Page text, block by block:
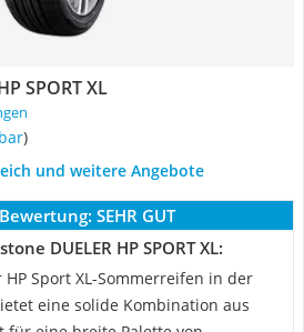
SPORT XL
)
und weitere Angebote
SEHR GUT
DUELER HP SPORT XL:
Sport XL-Sommerreifen in der
eine solide Kombination aus